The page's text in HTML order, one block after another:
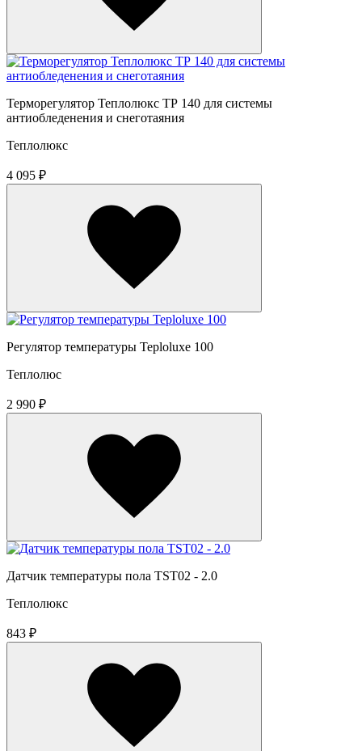
Терморегулятор Теплолюкс ТР 140 для системы
антиобледенения и снеготаяния
Теплолюкс
4 095 ₽
Регулятор температуры Teploluxe 100
Теплолюс
2 990 ₽
Датчик температуры пола TST02 - 2.0
Теплолюкс
843 ₽